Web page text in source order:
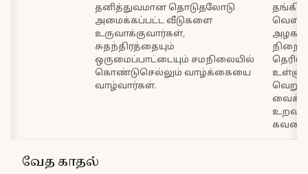
தனித்துவமான தொடுதலோடு
அமைக்கப்பட்ட வீடுகளை
உருவாக்குவார்கள்,
சுதந்திரத்தையும்
ஒருமைப்பாட்டையும் சமநிலையில்
கொண்டுசெல்லும் வாழ்க்கையை
வாழ்வார்கள்.
வேத காதல்